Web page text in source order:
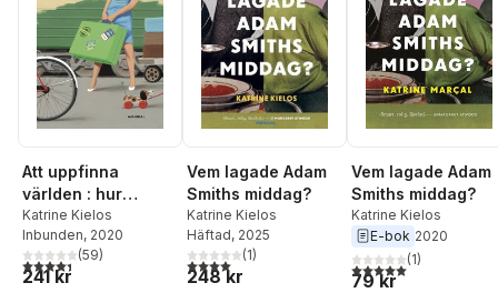
Att uppfinna
världen : hur
historiens största
feltänk satte
käppar i hjulet
Katrine Kielos
Inbunden, 2020
4,4utav 5 stjärnor. Totalt antal röster:
(59)
241 kr
Vem lagade Adam
Smiths middag?
Katrine Kielos
Häftad, 2025
4,0utav 5 stjärnor. Totalt antal röster:
(1)
248 kr
Vem lagade Adam
Smiths middag?
Katrine Kielos
E-bok 2020
5,0utav 5 stjärnor.
(1)
79 kr